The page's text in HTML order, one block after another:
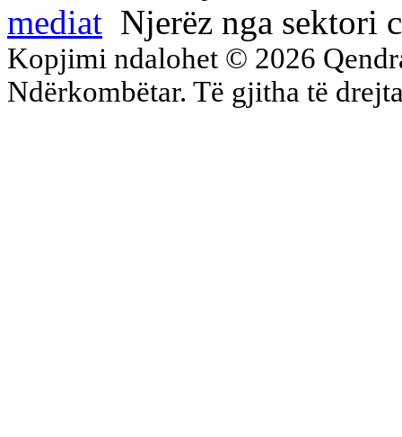
mediat Njerëz nga sektori
Kopjimi ndalohet © 2026
Ndërkombëtar. Të gjitha të